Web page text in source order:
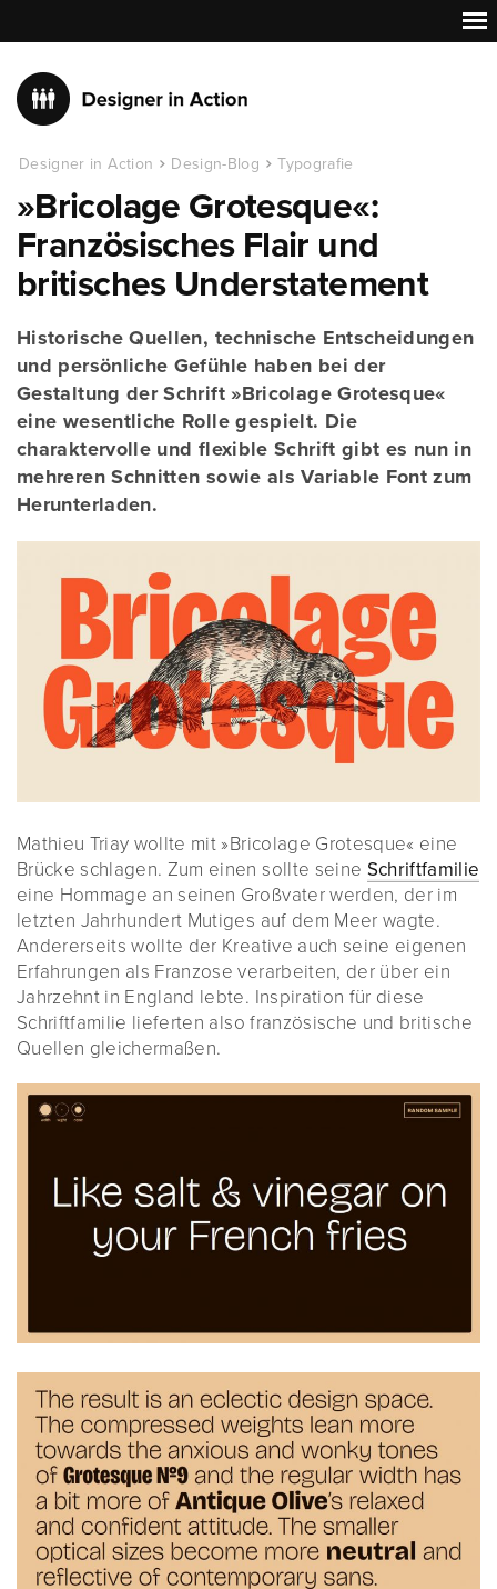
Designer in Action Design-Blog Typografie
»Bricolage Grotesque«:
Französisches Flair und
britisches Understatement
Historische Quellen, technische Entscheidungen
und persönliche Gefühle haben bei der
Gestaltung der Schrift »Bricolage Grotesque«
eine wesentliche Rolle gespielt. Die
charaktervolle und flexible Schrift gibt es nun in
mehreren Schnitten sowie als Variable Font zum
Herunterladen.
Mathieu Triay wollte mit »Bricolage Grotesque« eine
Brücke schlagen. Zum einen sollte seine Schriftfamilie
eine Hommage an seinen Großvater werden, der im
letzten Jahrhundert Mutiges auf dem Meer wagte.
Andererseits wollte der Kreative auch seine eigenen
Erfahrungen als Franzose verarbeiten, der über ein
Jahrzehnt in England lebte. Inspiration für diese
Schriftfamilie lieferten also französische und britische
Quellen gleichermaßen.